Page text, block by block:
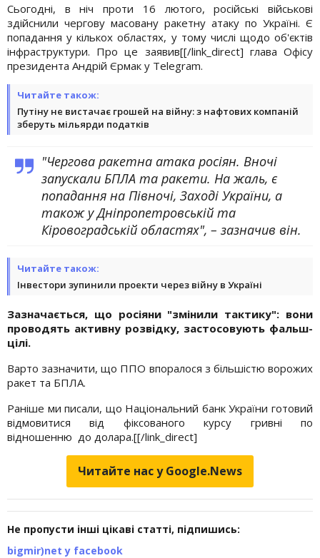
Сьогодні, в ніч проти 16 лютого, російські військові
здійснили чергову масовану ракетну атаку по Україні. Є
попадання у кількох областях, у тому числі щодо об'єктів
інфраструктури. Про це заявив[[/link_direct] глава Офісу
президента Андрій Єрмак у Telegram.
Читайте також:
Путіну не вистачає грошей на війну: з нафтових компаній
зберуть мільярди податків
"Чергова ракетна атака росіян. Вночі
запускали БПЛА та ракети. На жаль, є
попадання на Півночі, Заході України, а
також у Дніпропетровській та
Кіровоградській областях", – зазначив він.
Читайте також:
Інвестори зупинили проекти через війну в Україні
Зазначається, що росіяни "змінили тактику": вони
проводять активну розвідку, застосовують фальш-
цілі.
Варто зазначити, що ППО впоралося з більшістю ворожих
ракет та БПЛА.
Раніше ми писали, що Національний банк України готовий
відмовитися від фіксованого курсу гривні по
відношенню до долара.[[/link_direct]
Читайте нас у Google.News
Не пропусти інші цікаві статті, підпишись:
bigmir)net у facebook